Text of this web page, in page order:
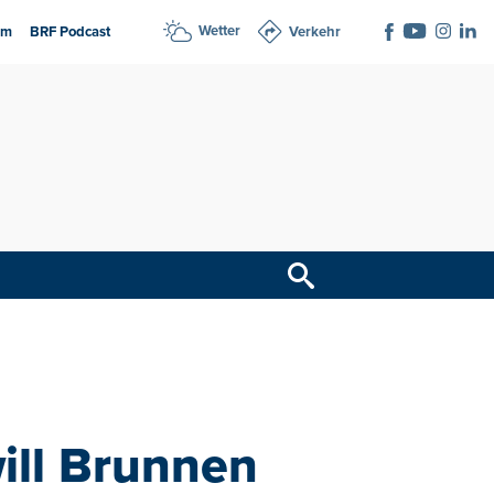
BRF Podcast Wetter Verkehr
Brunnen